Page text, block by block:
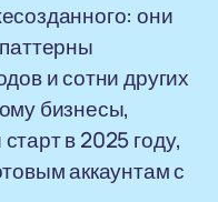
они
и сотни других
бизнесы,
в 2025 году,
аккаунтам с